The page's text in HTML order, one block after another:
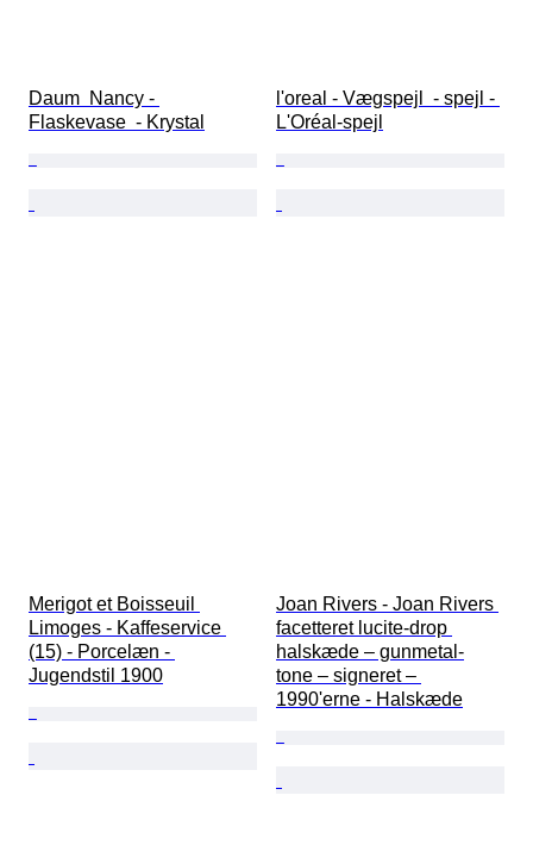
Daum  Nancy -
Flaskevase  - Krystal
l'oreal - Vægspejl  - spejl -
L'Oréal-spejl
Merigot et Boisseuil
Limoges - Kaffeservice
(15) - Porcelæn -
Jugendstil 1900
Joan Rivers - Joan Rivers
facetteret lucite-drop
halskæde – gunmetal-
tone – signeret –
1990'erne - Halskæde